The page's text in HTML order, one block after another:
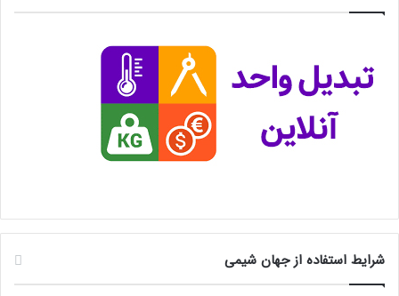
شرایط استفاده از جهان شیمی